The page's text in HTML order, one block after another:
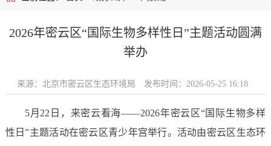
2026年密云区“国际生物多样性日”主题活动圆满
举办
来源：北京市密云区生态环境局 发布时间：2026-05-25 16:18
5月22日，来密云看海——2026年密云区“国际生物多样
性日”主题活动在密云区青少年宫举行。活动由密云区生态环